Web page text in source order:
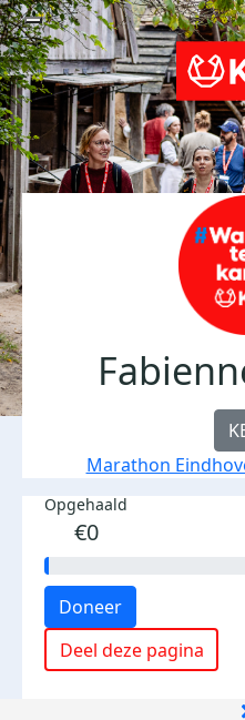
Marathon
Opgehaald
€0
Doneer
Deel deze pagina